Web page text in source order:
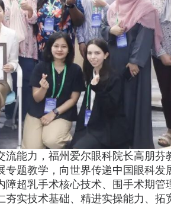
能力，福州爱尔眼科院长高朋芬
题教学，向世界传递中国眼科发
超乳手术核心技术、围手术期管
实技术基础、精进实操能力、拓